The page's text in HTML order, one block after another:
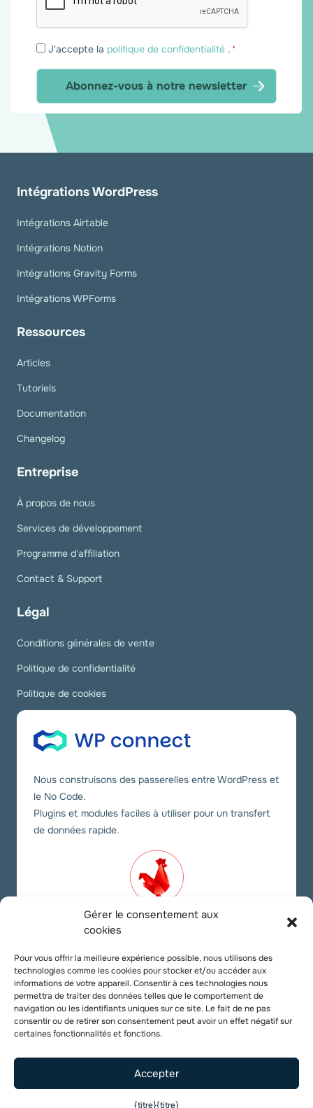
Gérer le consentement aux
cookies
Pour vous offrir la meilleure expérience possible, nous utilisons des
technologies comme les cookies pour stocker et/ou accéder aux
informations de votre appareil. Consentir à ces technologies nous
permettra de traiter des données telles que le comportement de
navigation ou les identifiants uniques sur ce site. Le fait de ne pas
consentir ou de retirer son consentement peut avoir un effet négatif sur
certaines fonctionnalités et fonctions.
Accepter
{titre}{titre}
Consentement
J'accepte la politique de confidentialité . *
Intégrations WordPress
Intégrations Airtable
Intégrations Notion
Intégrations Gravity Forms
Intégrations WPForms
Ressources
Articles
Tutoriels
Documentation
Changelog
Entreprise
À propos de nous
Services de développement
Programme d'affiliation
Contact & Support
Légal
Conditions générales de vente
Politique de confidentialité
Politique de cookies
Nous construisons des passerelles entre WordPress et
le No Code.
Plugins et modules faciles à utiliser pour un transfert
de données rapide.
Nos liens sociaux
Twitter LinkedIn